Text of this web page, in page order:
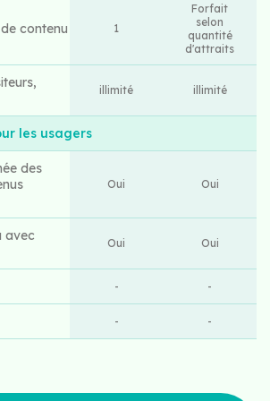
contenu 1
Forfait
selon
quantité
d'attraits
illimité illimité
les usagers
des
Oui Oui
avec
Oui Oui
- -
- -